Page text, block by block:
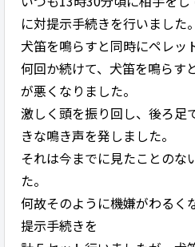
に対提示手続きを行いました。
犬笛を鳴らすと同時にペレッ
何回か続けて、犬笛を鳴らす
が悪くなりました。
激しく頭を振り回し、後ろ足
きな鳴き声を発しました。
それは今までに見たことのな
た。
何故そのように機嫌がわるく
提示手続きを